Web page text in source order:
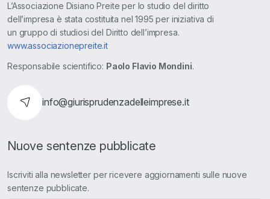
L’Associazione Disiano Preite per lo studio del diritto
dell’impresa è stata costituita nel 1995 per iniziativa di
un gruppo di studiosi del Diritto dell’impresa.
www.associazionepreite.it
Responsabile scientifico: Paolo Flavio Mondini.
info@giurisprudenzadelleimprese.it
Nuove sentenze pubblicate
Iscriviti alla newsletter per ricevere aggiornamenti sulle nuove
sentenze pubblicate.